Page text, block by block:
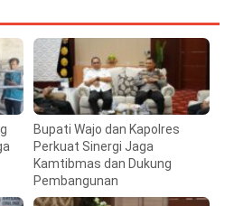
Bupati Wajo dan Kapolres
Perkuat Sinergi Jaga
Kamtibmas dan Dukung
Pembangunan